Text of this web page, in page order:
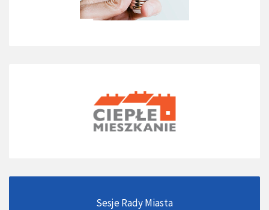
Sesje Rady Miasta